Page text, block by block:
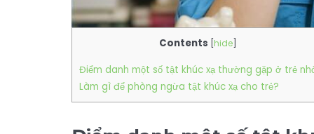
Contents hide]
Điểm danh một số tật khúc xạ thường gặp ở trẻ
Làm gì để phòng ngừa tật khúc xạ cho trẻ?